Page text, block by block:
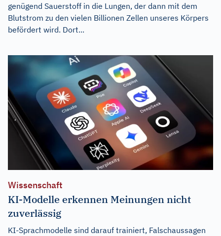
genügend Sauerstoff in die Lungen, der dann mit dem
Blutstrom zu den vielen Billionen Zellen unseres Körpers
befördert wird. Dort...
Wissenschaft
KI-Modelle erkennen Meinungen nicht
zuverlässig
KI-Sprachmodelle sind darauf trainiert, Falschaussagen